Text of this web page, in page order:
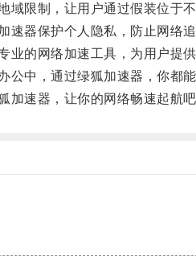
限制，让用户通过假装位于不
器保护个人隐私，防止网络追
的网络加速工具，为用户提供
中，通过绿狐加速器，你都能
速器，让你的网络畅速起航吧